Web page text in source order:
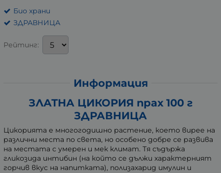
Био храни
ЗДРАВНИЦА
Рейтинг:
Информация
ЗЛАТНА ЦИКОРИЯ прах 100 г
ЗДРАВНИЦА
Цикорията е многогодишно растение, което вирее на
различни места по света, но особено добре се развива
на местата с умерен и мек климат. Тя съдържа
гликозида интибин (на който се дължи характерният
горчив вкус на напитката), полизахарид имулин и